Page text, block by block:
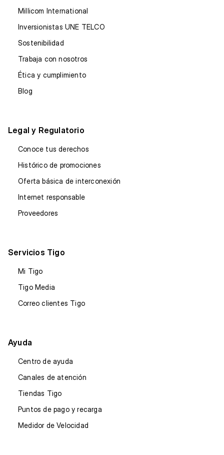
Millicom International
Inversionistas UNE TELCO
Sostenibilidad
Trabaja con nosotros
Ética y cumplimiento
Blog
Legal y Regulatorio
Conoce tus derechos
Histórico de promociones
Oferta básica de interconexión
Internet responsable
Proveedores
Servicios Tigo
Mi Tigo
Tigo Media
Correo clientes Tigo
Ayuda
Centro de ayuda
Canales de atención
Tiendas Tigo
Puntos de pago y recarga
Medidor de Velocidad